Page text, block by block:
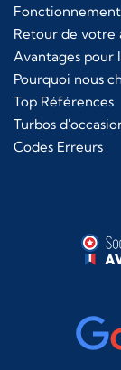
Retour de votre
Avantages pour
Pourquoi nous
Top Références
Turbos
Codes Erreurs